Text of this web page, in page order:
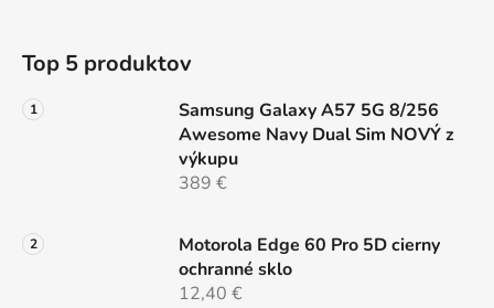
v
k
p
i
s
Top 5 produktov
Samsung Galaxy A57 5G 8/256
Awesome Navy Dual Sim NOVÝ z
výkupu
389 €
Motorola Edge 60 Pro 5D cierny
ochranné sklo
12,40 €